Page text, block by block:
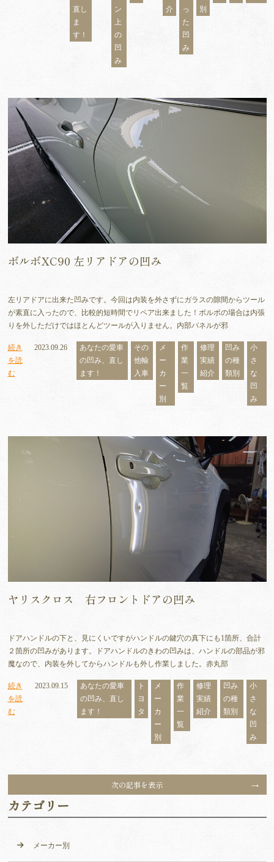
直し
ま
す！
ン
上
の
凹
み
介
っ
た
凹
み
別
ボルボXC90 左リアドアの凹み
左リアドアに出来た凹みです。今回は内装を外さずにガラスの隙間からツール
が素直に入ったので、比較的短時間でリペア出来ました！ボルボの場合は内張
りを外しただけではほとんどツールが入りません。内部パネルが邪
続き
を読
む
2023.09.26
あなたの愛車
の凹み、直し
ます！
その
他輸
入車
メ
ー
カ
ー
別
作
業
一
覧
修理
実績
紹介
凹み
の種
類別
小
さ
な
凹
み
ヤリスクロス 右フロントドアの凹み
ドアハンドルの下と、見にくいですがハンドルの鍵穴の真下にも1箇所、合計
２箇所の凹みがあります。ドアハンドルのきわの凹みは、ハンドルの部品が邪
魔なので、内装を外してからハンドルも外し作業しました。赤丸部
続き
を読
む
2023.09.15
あなたの愛車
の凹み、直し
ます！
ト
ヨ
タ
メ
ー
カ
ー
別
作
業
一
覧
修理
実績
紹介
凹み
の種
類別
小
さ
な
凹
み
次の記事を表示
カテゴリー
メーカー別